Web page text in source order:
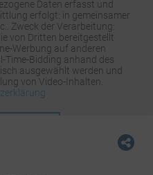
Daten erfasst und
erfolgt: in gemeinsamer
Zweck der Verarbeitung:
von Dritten bereitgestellt
Werbung auf anderen
Time-Bidding anhand des
ausgewählt werden und
von Video-Inhalten.